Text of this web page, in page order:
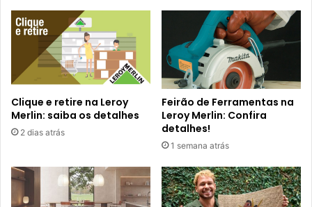
Clique e retire na Leroy
Merlin: saiba os detalhes
2 dias atrás
Feirão de Ferramentas na
Leroy Merlin: Confira
detalhes!
1 semana atrás